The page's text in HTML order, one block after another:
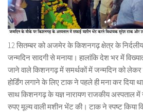
12 सितम्बर को अजमेर के किशनगढ़ क्षेत्र के
जन्मदिन सादगी से मनाया। हालांकि देश भर में
जाने वाले किशनगढ़ में समर्थकों में जन्मदिन को लेकर
होर्डिंग लगाने के लिए टाक ने पहले ही मना कर
साथ किशनगढ़ के यज्ञ नारायण राजकीय अस्पताल में
रुपए मूल्य वाली मशीन भेंट की। टाक ने स्पष्ट किया